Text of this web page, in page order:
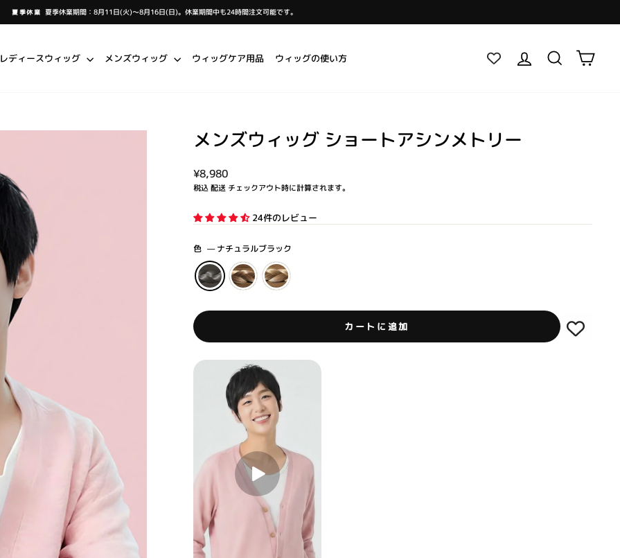
ス
ョ
夏季休業 夏季休業期間：8月11日(火)～8月16日(日)。休業期間中も24時間注文可能です。
レディースウィッグ メンズウィッグ ウィッグケア用品 ウィッグの使い方 ログイン 検索 カー
メンズウィッグ ショートアシンメトリー
通
常
格
¥8,980
税込配送 チェックアウト時に計算されます。
24件のレビュー
色 —ナチュラルブラック
カートに追加